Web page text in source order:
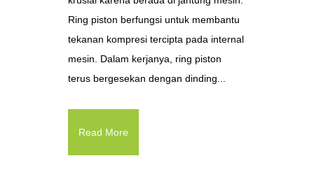
Ring piston berfungsi untuk membantu
tekanan kompresi tercipta pada internal
mesin. Dalam kerjanya, ring piston
terus bergesekan dengan dinding...
Read More